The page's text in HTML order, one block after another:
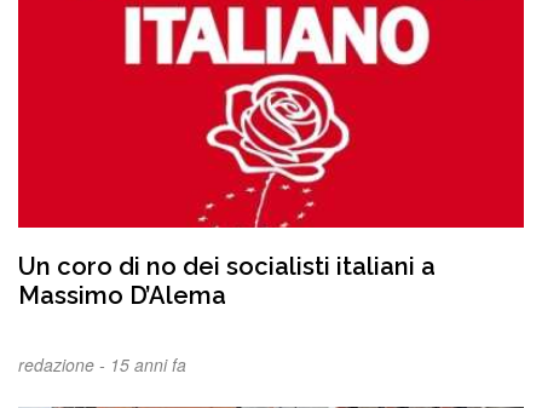
Un coro di no dei socialisti italiani a
Massimo D’Alema
redazione - 15 anni fa